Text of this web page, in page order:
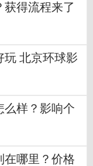
获得流程来了
玩 北京环球影
么样？影响个
在哪里？价格